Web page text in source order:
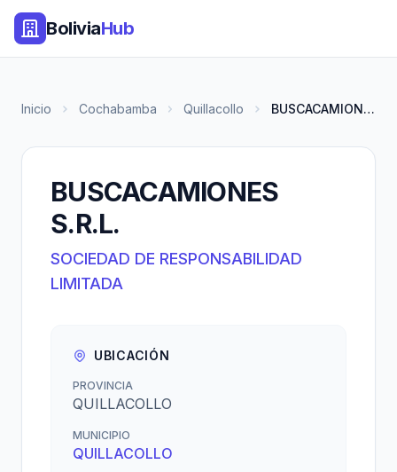
BoliviaHub
Inicio Cochabamba Quillacollo BUSCACAMIONES S.R.L.
BUSCACAMIONES
S.R.L.
SOCIEDAD DE RESPONSABILIDAD
LIMITADA
UBICACIÓN
PROVINCIA
QUILLACOLLO
MUNICIPIO
QUILLACOLLO